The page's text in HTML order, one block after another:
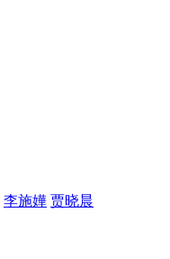
李施嬅 贾晓晨